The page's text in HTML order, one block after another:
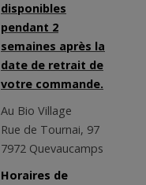
disponibles
pendant 2
semaines après la
date de retrait de
votre commande.
Au Bio Village
Rue de Tournai, 97
7972 Quevaucamps
Horaires de